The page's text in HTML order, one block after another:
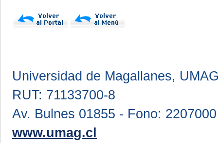
Universidad de Magallanes,
RUT: 71133700-8
Av. Bulnes 01855 - Fono: 2207000
www.umag.cl